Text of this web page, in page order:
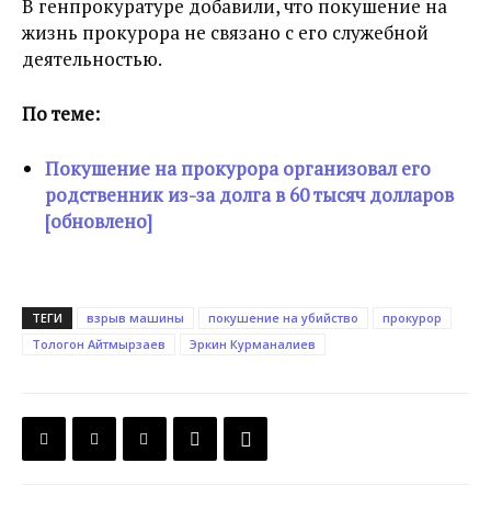
В генпрокуратуре добавили, что покушение на
жизнь прокурора не связано с его служебной
деятельностью.
По теме:
Покушение на прокурора организовал его
родственник из-за долга в 60 тысяч долларов
[обновлено]
ТЕГИ взрыв машины покушение на убийство
прокурор
Тологон Айтмырзаев
Эркин Курманалиев